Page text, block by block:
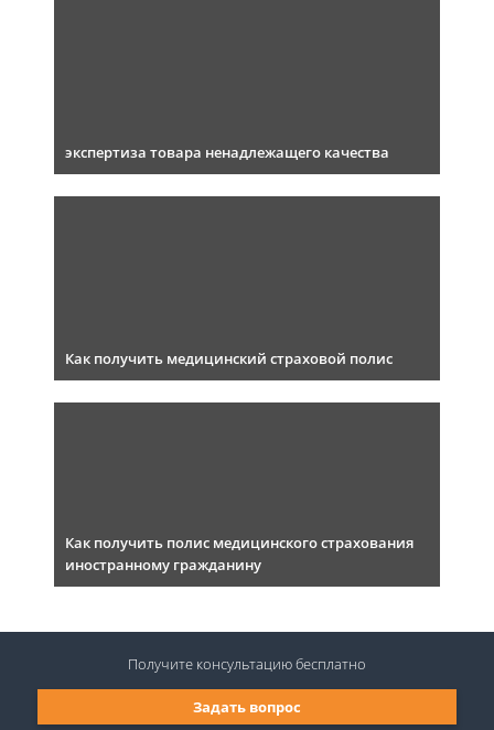
экспертиза товара ненадлежащего качества
Как получить медицинский страховой полис
Как получить полис медицинского страхования
иностранному гражданину
Задать вопрос
Получите консультациюбесплатно